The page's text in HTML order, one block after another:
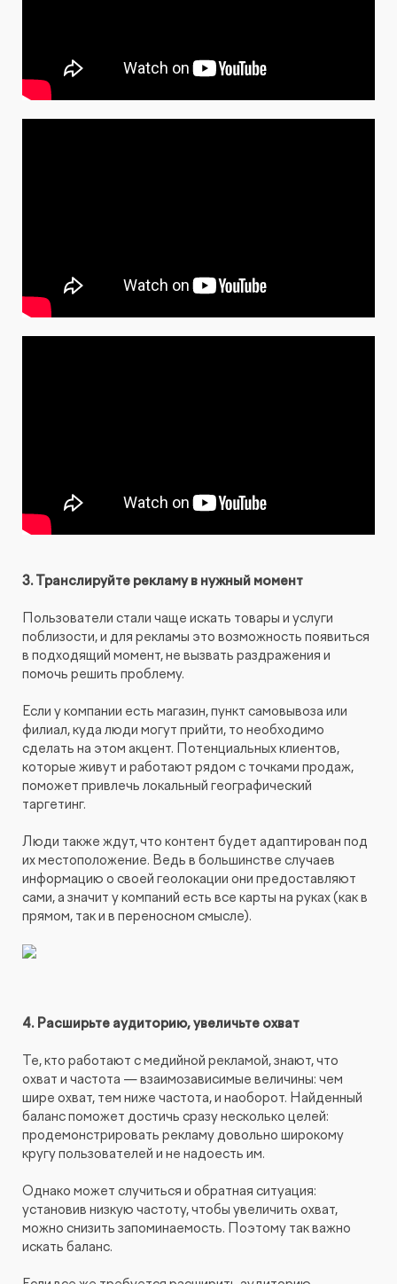
3. Транслируйте рекламу в нужный момент
Пользователи стали чаще искать товары и услуги
поблизости, и для рекламы это возможность появиться
в подходящий момент, не вызвать раздражения и
помочь решить проблему.
Если у компании есть магазин, пункт самовывоза или
филиал, куда люди могут прийти, то необходимо
сделать на этом акцент. Потенциальных клиентов,
которые живут и работают рядом с точками продаж,
поможет привлечь локальный географический
таргетинг.
Люди также ждут, что контент будет адаптирован под
их местоположение. Ведь в большинстве случаев
информацию о своей геолокации они предоставляют
сами, а значит у компаний есть все карты на руках (как в
прямом, так и в переносном смысле).
4. Расширьте аудиторию, увеличьте охват
Те, кто работают с медийной рекламой, знают, что
охват и частота — взаимозависимые величины: чем
шире охват, тем ниже частота, и наоборот. Найденный
баланс поможет достичь сразу несколько целей:
продемонстрировать рекламу довольно широкому
кругу пользователей и не надоесть им.
Однако может случиться и обратная ситуация:
установив низкую частоту, чтобы увеличить охват,
можно снизить запоминаемость. Поэтому так важно
искать баланс.